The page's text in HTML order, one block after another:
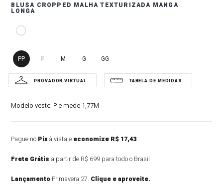
BLUSA CROPPED MALHA TEXTURIZADA MANGA
LONGA
PP P M G GG
Modelo veste: P e mede 1,77M
Pague no Pixà vista e economize R$ 17,43
Frete Grátis a partir de R$ 699 para todo o Brasil
Lançamento Primavera 27. Clique e aproveite.